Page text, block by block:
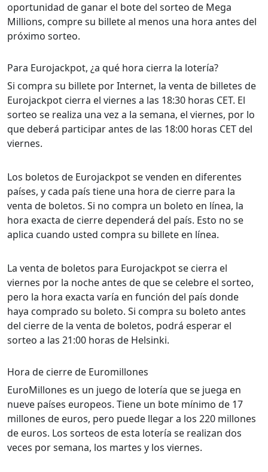
oportunidad de ganar el bote del sorteo de Mega
Millions, compre su billete al menos una hora antes del
próximo sorteo.
Para Eurojackpot, ¿a qué hora cierra la lotería?
Si compra su billete por Internet, la venta de billetes de
Eurojackpot cierra el viernes a las 18:30 horas CET. El
sorteo se realiza una vez a la semana, el viernes, por lo
que deberá participar antes de las 18:00 horas CET del
viernes.
Los boletos de Eurojackpot se venden en diferentes
países, y cada país tiene una hora de cierre para la
venta de boletos. Si no compra un boleto en línea, la
hora exacta de cierre dependerá del país. Esto no se
aplica cuando usted compra su billete en línea.
La venta de boletos para Eurojackpot se cierra el
viernes por la noche antes de que se celebre el sorteo,
pero la hora exacta varía en función del país donde
haya comprado su boleto. Si compra su boleto antes
del cierre de la venta de boletos, podrá esperar el
sorteo a las 21:00 horas de Helsinki.
Hora de cierre de Euromillones
EuroMillones es un juego de lotería que se juega en
nueve países europeos. Tiene un bote mínimo de 17
millones de euros, pero puede llegar a los 220 millones
de euros. Los sorteos de esta lotería se realizan dos
veces por semana, los martes y los viernes.